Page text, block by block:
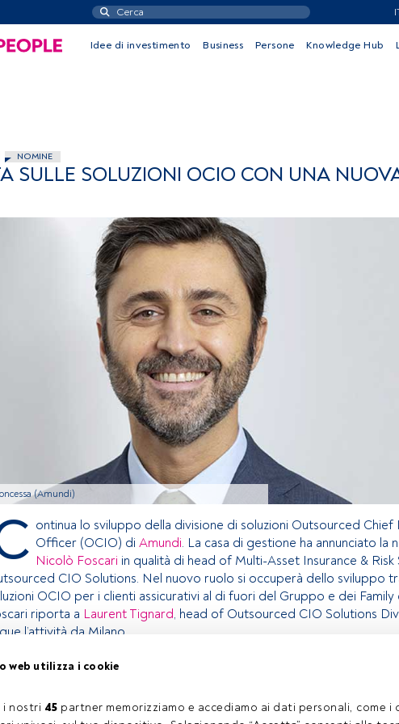
web utilizza i cookie
i nostri 45 partner memorizziamo e accediamo ai dati personali, come i
Idee di investimento Business Persone Knowledge Hub
NOMINE
SULLE SOLUZIONI OCIO CON UNA
(Amundi)
ontinua lo sviluppo della divisione di soluzioni Outsourced Chief
Officer (OCIO) di Amundi. La casa di gestione ha annunciato la
Nicolò Foscari in qualità di head of Multi-Asset Insurance & Risk
CIO Solutions. Nel nuovo ruolo si occuperà dello sviluppo
OCIO per i clienti assicurativi al di fuori del Gruppo e dei Family
riporta a Laurent Tignard, head of Outsourced CIO Solutions
l’attività da Milano.
tramite il pulsante Login. Se non hai ancora un account, ti